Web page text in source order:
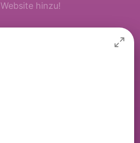
Website hinzu!